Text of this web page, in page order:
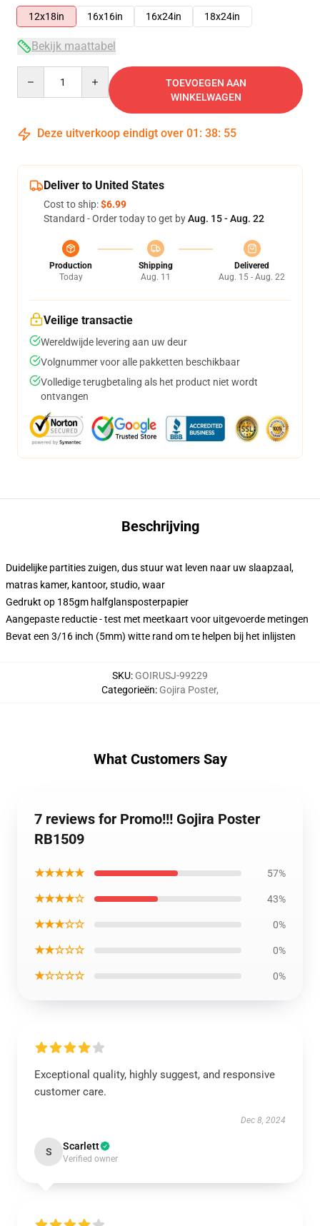
12x18in
16x16in 16x24in 18x24in
Bekijk maattabel
TOEVOEGEN AAN
WINKELWAGEN
Deze uitverkoop eindigt over 01 : 38: 54
Deliver to United States
Cost to ship:$6.99
Standard - Order today to get byAug. 15 - Aug. 22
Production
Today
Shipping
Aug. 11
Delivered
Aug. 15 - Aug. 22
Veilige transactie
Wereldwijde levering aan uw deur
Volgnummer voor alle pakketten beschikbaar
Volledige terugbetaling als het product niet wordt
ontvangen
Beschrijving
Duidelijke partities zuigen, dus stuur wat leven naar uw slaapzaal,
matras kamer, kantoor, studio, waar
Gedrukt op 185gm halfglansposterpapier
Aangepaste reductie - test met meetkaart voor uitgevoerde metingen
Bevat een 3/16 inch (5mm) witte rand om te helpen bij het inlijsten
SKU: GOIRUSJ-99229
Categorieën: Gojira Poster,
What Customers Say
7 reviews for Promo!!! Gojira Poster
RB1509
★★★★★ 57%
★★★★☆ 43%
★★★☆☆ 0%
★★☆☆☆ 0%
★☆☆☆☆ 0%
Exceptional quality, highly suggest, and responsive
customer care.
Dec 8, 2024
S Scarlett
Verified owner